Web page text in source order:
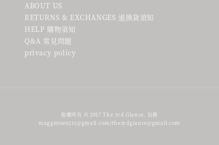
ABOUT US
RETURNS & EXCHANGES 退換貨須知
HELP 購物須知
Q&A 常見問題
privacy policy
版權所有 © 2017 The 3rd Glance. 信箱
maggielee0211@gmail.com/the3rdglance@gmail.com